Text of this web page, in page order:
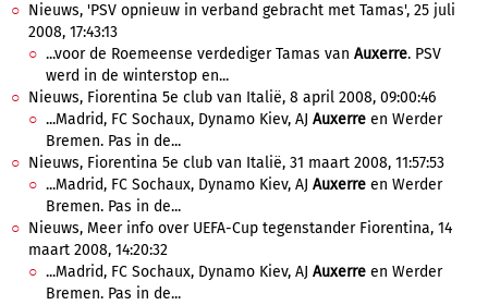
Nieuws, 'PSV opnieuw in verband gebracht met Tamas', 25 juli
2008, 17:43:13
...voor de Roemeense verdediger Tamas van Auxerre. PSV
werd in de winterstop en...
Nieuws, Fiorentina 5e club van Italië, 8 april 2008, 09:00:46
...Madrid, FC Sochaux, Dynamo Kiev, AJ Auxerre en Werder
Bremen. Pas in de...
Nieuws, Fiorentina 5e club van Italië, 31 maart 2008, 11:57:53
...Madrid, FC Sochaux, Dynamo Kiev, AJ Auxerre en Werder
Bremen. Pas in de...
Nieuws, Meer info over UEFA-Cup tegenstander Fiorentina, 14
maart 2008, 14:20:32
...Madrid, FC Sochaux, Dynamo Kiev, AJ Auxerre en Werder
Bremen. Pas in de...